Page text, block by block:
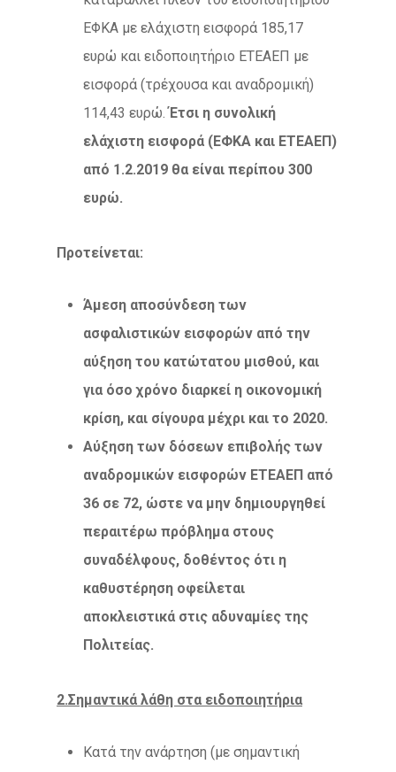
ΕΦΚΑ με ελάχιστη εισφορά 185,17
ευρώ και ειδοποιητήριο ΕΤΕΑΕΠ με
εισφορά (τρέχουσα και αναδρομική)
114,43 ευρώ.Έτσι η συνολική
ελάχιστη εισφορά (ΕΦΚΑ και ΕΤΕΑΕΠ)
από 1.2.2019 θα είναι περίπου 300
ευρώ.
Προτείνεται:
Άμεση αποσύνδεση των
ασφαλιστικών εισφορών από την
αύξηση του κατώτατου μισθού, και
για όσο χρόνο διαρκεί η οικονομική
κρίση, και σίγουρα μέχρι και το 2020.
Αύξηση των δόσεων επιβολής των
αναδρομικών εισφορών ΕΤΕΑΕΠ από
36 σε 72, ώστε να μην δημιουργηθεί
περαιτέρω πρόβλημα στους
συναδέλφους, δοθέντος ότι η
καθυστέρηση οφείλεται
αποκλειστικά στις αδυναμίες της
Πολιτείας.
2.Σημαντικά λάθη στα ειδοποιητήρια
Κατά την ανάρτηση (με σημαντική